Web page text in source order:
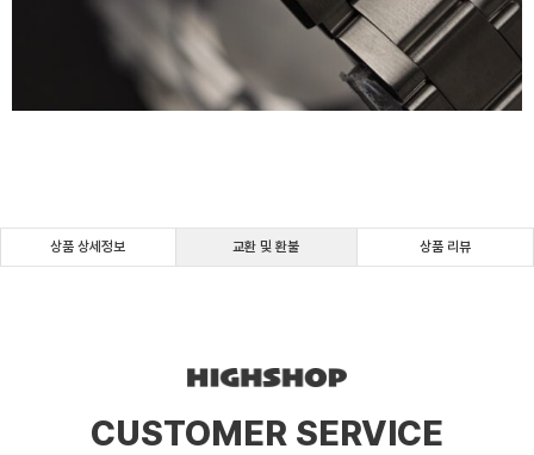
상품 상세정보 교환 및 환불 상품 리뷰
CUSTOMER SERVICE